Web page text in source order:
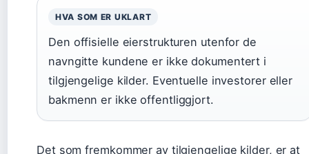
HVA SOM ER UKLART
Den offisielle eierstrukturen utenfor de
navngitte kundene er ikke dokumentert i
tilgjengelige kilder. Eventuelle investorer eller
bakmenn er ikke offentliggjort.
Det som fremkommer av tilgjengelige kilder, er at